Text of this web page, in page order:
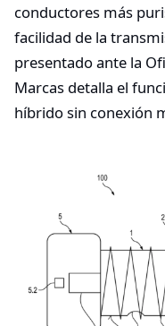
conductores más
facilidad de la
presentado ante la
Marcas detalla el
híbrido sin conexión